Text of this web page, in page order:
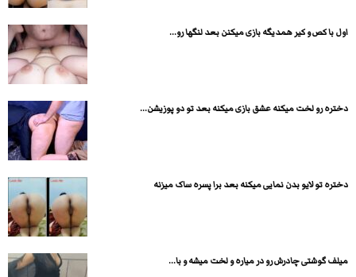
اول با کص و کیر همدیگه بازی میکنن بعد لنگها رو...
دختره رو لخت میکنه عشق بازی میکنه بعد تو دو پوزیشن...
دختره تو لایو بدن نمایی میکنه بعد برا پسره ساک میزنه
میلف گوشتی چادرش رو در میاره و لخت میشه و با...